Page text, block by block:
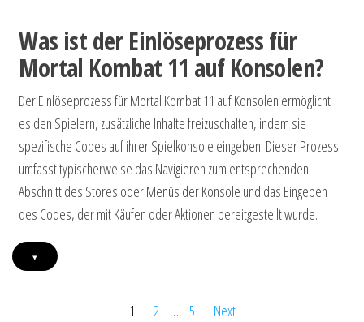
Was ist der Einlöseprozess für
Mortal Kombat 11 auf Konsolen?
Der Einlöseprozess für Mortal Kombat 11 auf Konsolen ermöglicht
es den Spielern, zusätzliche Inhalte freizuschalten, indem sie
spezifische Codes auf ihrer Spielkonsole eingeben. Dieser Prozess
umfasst typischerweise das Navigieren zum entsprechenden
Abschnitt des Stores oder Menüs der Konsole und das Eingeben
des Codes, der mit Käufen oder Aktionen bereitgestellt wurde.
▾
1 2 … 5 Next